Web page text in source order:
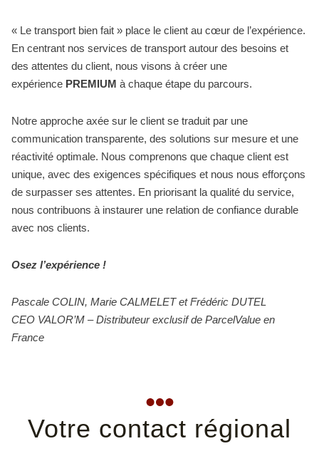
« Le transport bien fait » place le client au cœur de l’expérience.
En centrant nos services de transport autour des besoins et
des attentes du client, nous visons à créer une
expérience PREMIUM à chaque étape du parcours.
Notre approche axée sur le client se traduit par une
communication transparente, des solutions sur mesure et une
réactivité optimale. Nous comprenons que chaque client est
unique, avec des exigences spécifiques et nous nous efforçons
de surpasser ses attentes. En priorisant la qualité du service,
nous contribuons à instaurer une relation de confiance durable
avec nos clients.
Osez l’expérience !
Pascale COLIN, Marie CALMELET et Frédéric DUTEL
CEO VALOR’M – Distributeur exclusif de ParcelValue en
France
Votre contact régional